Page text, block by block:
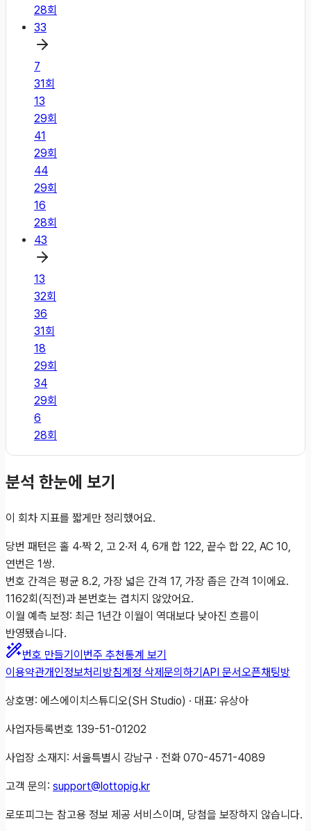
28회
33
7
31회
13
29회
41
29회
44
29회
16
28회
43
13
32회
36
31회
18
29회
34
29회
6
28회
분석 한눈에 보기
이 회차 지표를 짧게만 정리했어요.
당번 패턴은 홀 4·짝 2, 고 2·저 4, 6개 합 122, 끝수 합 22, AC 10,
연번은 1쌍.
번호 간격은 평균 8.2, 가장 넓은 간격 17, 가장 좁은 간격 1이에요.
1162회(직전)과 본번호는 겹치지 않았어요.
이월 예측 보정: 최근 1년간 이월이 역대보다 낮아진 흐름이
반영됐습니다.
번호 만들기 이번주 추천통계 보기
이용약관개인정보처리방침계정 삭제 문의하기 API 문서오픈채팅방
상호명: 에스에이치스튜디오(SH Studio) · 대표: 유상아
사업자등록번호 139-51-01202
사업장 소재지: 서울특별시 강남구 · 전화 070-4571-4089
고객 문의: support@lottopig.kr
로또피그는 참고용 정보 제공 서비스이며, 당첨을 보장하지 않습니다.